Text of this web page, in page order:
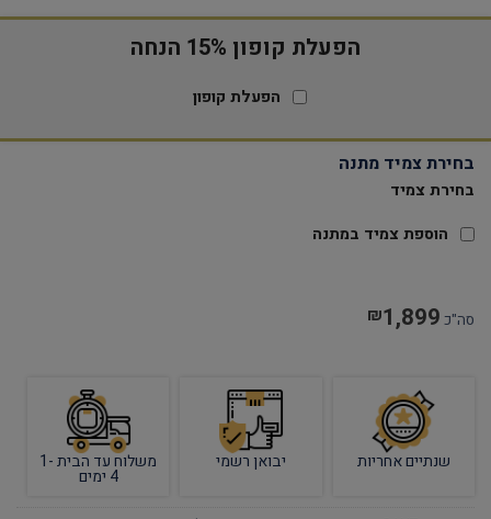
הפעלת קופון 15% הנחה
הפעלת קופון
בחירת צמיד מתנה
בחירת צמיד
הוספת צמיד במתנה
סה"כ ₪1,899
שנתיים אחריות יבואן רשמי משלוח עד הבית 1-
4 ימים